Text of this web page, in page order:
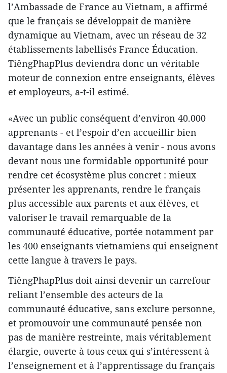
l’Ambassade de France au Vietnam, a affirmé
que le français se développait de manière
dynamique au Vietnam, avec un réseau de 32
établissements labellisés France Éducation.
TiêngPhapPlus deviendra donc un véritable
moteur de connexion entre enseignants, élèves
et employeurs, a-t-il estimé.
«Avec un public conséquent d’environ 40.000
apprenants - et l’espoir d’en accueillir bien
davantage dans les années à venir - nous avons
devant nous une formidable opportunité pour
rendre cet écosystème plus concret : mieux
présenter les apprenants, rendre le français
plus accessible aux parents et aux élèves, et
valoriser le travail remarquable de la
communauté éducative, portée notamment par
les 400 enseignants vietnamiens qui enseignent
cette langue à travers le pays.
TiêngPhapPlus doit ainsi devenir un carrefour
reliant l’ensemble des acteurs de la
communauté éducative, sans exclure personne,
et promouvoir une communauté pensée non
pas de manière restreinte, mais véritablement
élargie, ouverte à tous ceux qui s’intéressent à
l’enseignement et à l’apprentissage du français